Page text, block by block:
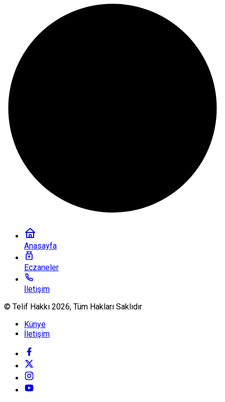
Anasayfa
Eczaneler
İletişim
© Telif Hakkı 2026, Tüm Hakları Saklıdır
Künye
İletişim